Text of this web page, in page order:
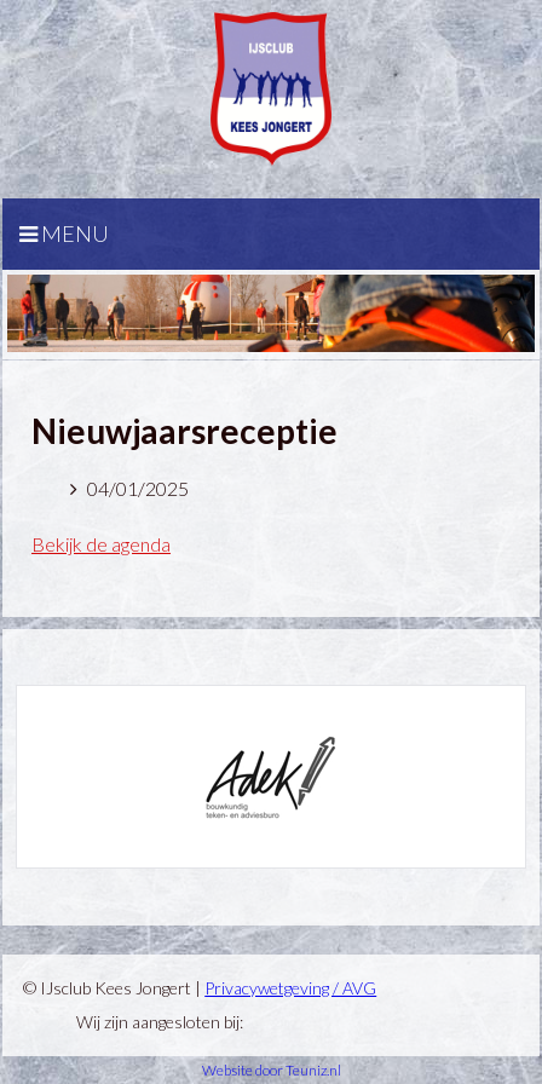
MENU
Nieuwjaarsreceptie
04/01/2025
Bekijk de agenda
© IJsclub Kees Jongert | Privacywetgeving / AVG
Wij zijn aangesloten bij:
Website door Teuniz.nl